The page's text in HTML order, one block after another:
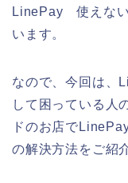
LinePay 使えない
います。
なので、今回は、
して困っている人
ドのお店で
の解決方法をご紹